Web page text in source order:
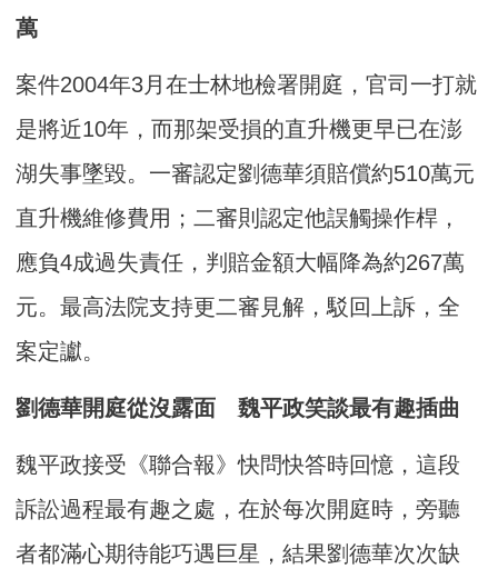
萬
案件2004年3月在士林地檢署開庭，官司一打就
是將近10年，而那架受損的直升機更早已在澎
湖失事墜毀。一審認定劉德華須賠償約510萬元
直升機維修費用；二審則認定他誤觸操作桿，
應負4成過失責任，判賠金額大幅降為約267萬
元。最高法院支持更二審見解，駁回上訴，全
案定讞。
劉德華開庭從沒露面 魏平政笑談最有趣插曲
魏平政接受《聯合報》快問快答時回憶，這段
訴訟過程最有趣之處，在於每次開庭時，旁聽
者都滿心期待能巧遇巨星，結果劉德華次次缺